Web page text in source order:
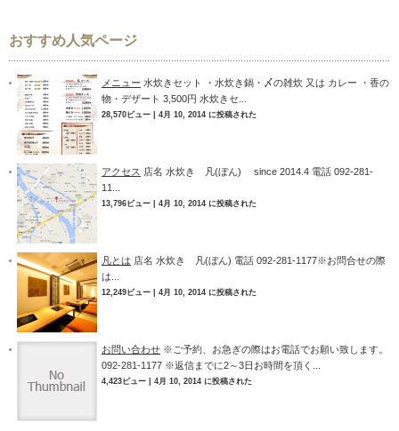
おすすめ人気ページ
メニュー 水炊きセット ・水炊き鍋・〆の雑炊 又は カレー ・香の
物・デザート 3,500円 水炊きセ...
28,570ビュー 4月 10, 2014 に投稿された
アクセス 店名 水炊き 凡(ぼん) since 2014.4 電話 092-281-
11...
13,796ビュー 4月 10, 2014 に投稿された
凡とは 店名 水炊き 凡(ぼん) 電話 092-281-1177※お問合せの際
は...
12,249ビュー 4月 10, 2014 に投稿された
お問い合わせ ※ご予約、お急ぎの際はお電話でお願い致します。
092-281-1177 ※返信までに2～3日お時間を頂く...
4,423ビュー 4月 10, 2014 に投稿された